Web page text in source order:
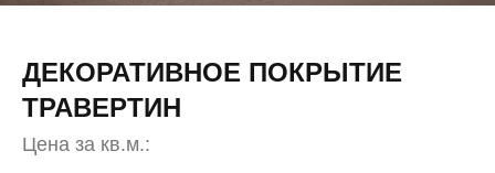
ДЕКОРАТИВНОЕ ПОКРЫТИЕ
ТРАВЕРТИН
Цена за кв.м.: